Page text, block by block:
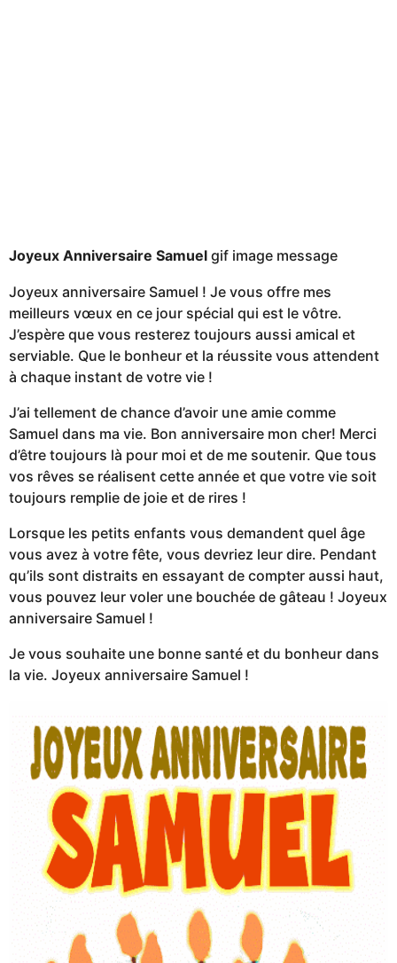
Joyeux Anniversaire Samuel gif image message
Joyeux anniversaire Samuel ! Je vous offre mes
meilleurs vœux en ce jour spécial qui est le vôtre.
J’espère que vous resterez toujours aussi amical et
serviable. Que le bonheur et la réussite vous attendent
à chaque instant de votre vie !
J’ai tellement de chance d’avoir une amie comme
Samuel dans ma vie. Bon anniversaire mon cher! Merci
d’être toujours là pour moi et de me soutenir. Que tous
vos rêves se réalisent cette année et que votre vie soit
toujours remplie de joie et de rires !
Lorsque les petits enfants vous demandent quel âge
vous avez à votre fête, vous devriez leur dire. Pendant
qu’ils sont distraits en essayant de compter aussi haut,
vous pouvez leur voler une bouchée de gâteau ! Joyeux
anniversaire Samuel !
Je vous souhaite une bonne santé et du bonheur dans
la vie. Joyeux anniversaire Samuel !